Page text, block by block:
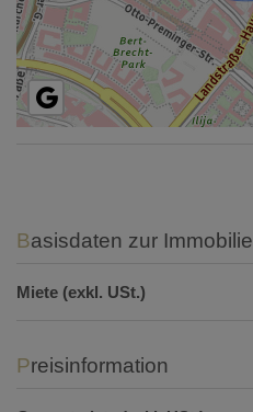
Basisdaten zur Immobilie
Miete (exkl. USt.)
Preisinformation